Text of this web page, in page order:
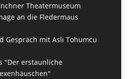
Theatermuseum
an die Fledermaus
Gespräch mit Aslı Tohumcu
"Der erstaunliche